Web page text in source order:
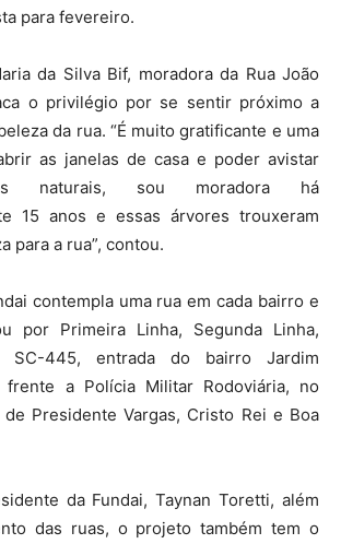
para fevereiro.
da Silva Bif, moradora da Rua João
o privilégio por se sentir próximo a
da rua. “É muito gratificante e uma
as janelas de casa e poder avistar
naturais, sou moradora há
15 anos e essas árvores trouxeram
para a rua”, contou.
contempla uma rua em cada bairro e
por Primeira Linha, Segunda Linha,
SC-445, entrada do bairro Jardim
a Polícia Militar Rodoviária, no
Presidente Vargas, Cristo Rei e Boa
da Fundai, Taynan Toretti, além
das ruas, o projeto também tem o